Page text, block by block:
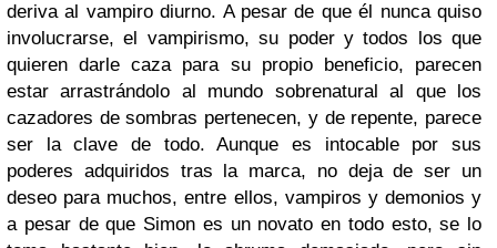
deriva al vampiro diurno. A pesar de que él nunca quiso
involucrarse, el vampirismo, su poder y todos los que
quieren darle caza para su propio beneficio, parecen
estar arrastrándolo al mundo sobrenatural al que los
cazadores de sombras pertenecen, y de repente, parece
ser la clave de todo. Aunque es intocable por sus
poderes adquiridos tras la marca, no deja de ser un
deseo para muchos, entre ellos, vampiros y demonios y
a pesar de que Simon es un novato en todo esto, se lo